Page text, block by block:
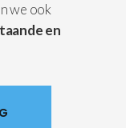
we ook
en